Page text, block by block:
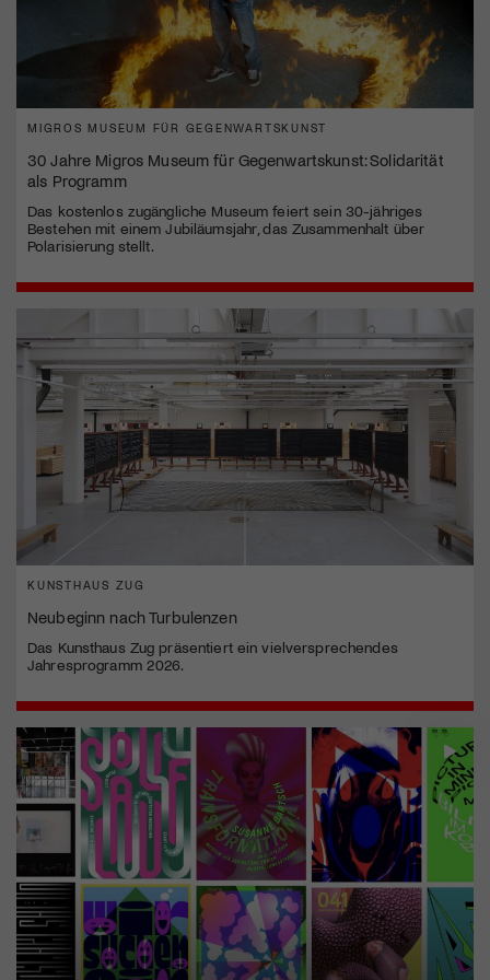
MIGROS MUSEUM FÜR GEGENWARTSKUNST
30 Jahre Migros Museum für Gegenwartskunst: Solidarität
als Programm
Das kostenlos zugängliche Museum feiert sein 30-jähriges
Bestehen mit einem Jubiläumsjahr, das Zusammenhalt über
Polarisierung stellt.
KUNSTHAUS ZUG
Neubeginn nach Turbulenzen
Das Kunsthaus Zug präsentiert ein vielversprechendes
Jahresprogramm 2026.